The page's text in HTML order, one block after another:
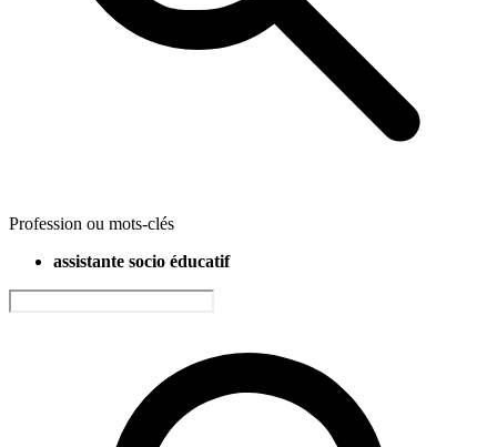
Profession ou mots-clés
assistante socio éducatif